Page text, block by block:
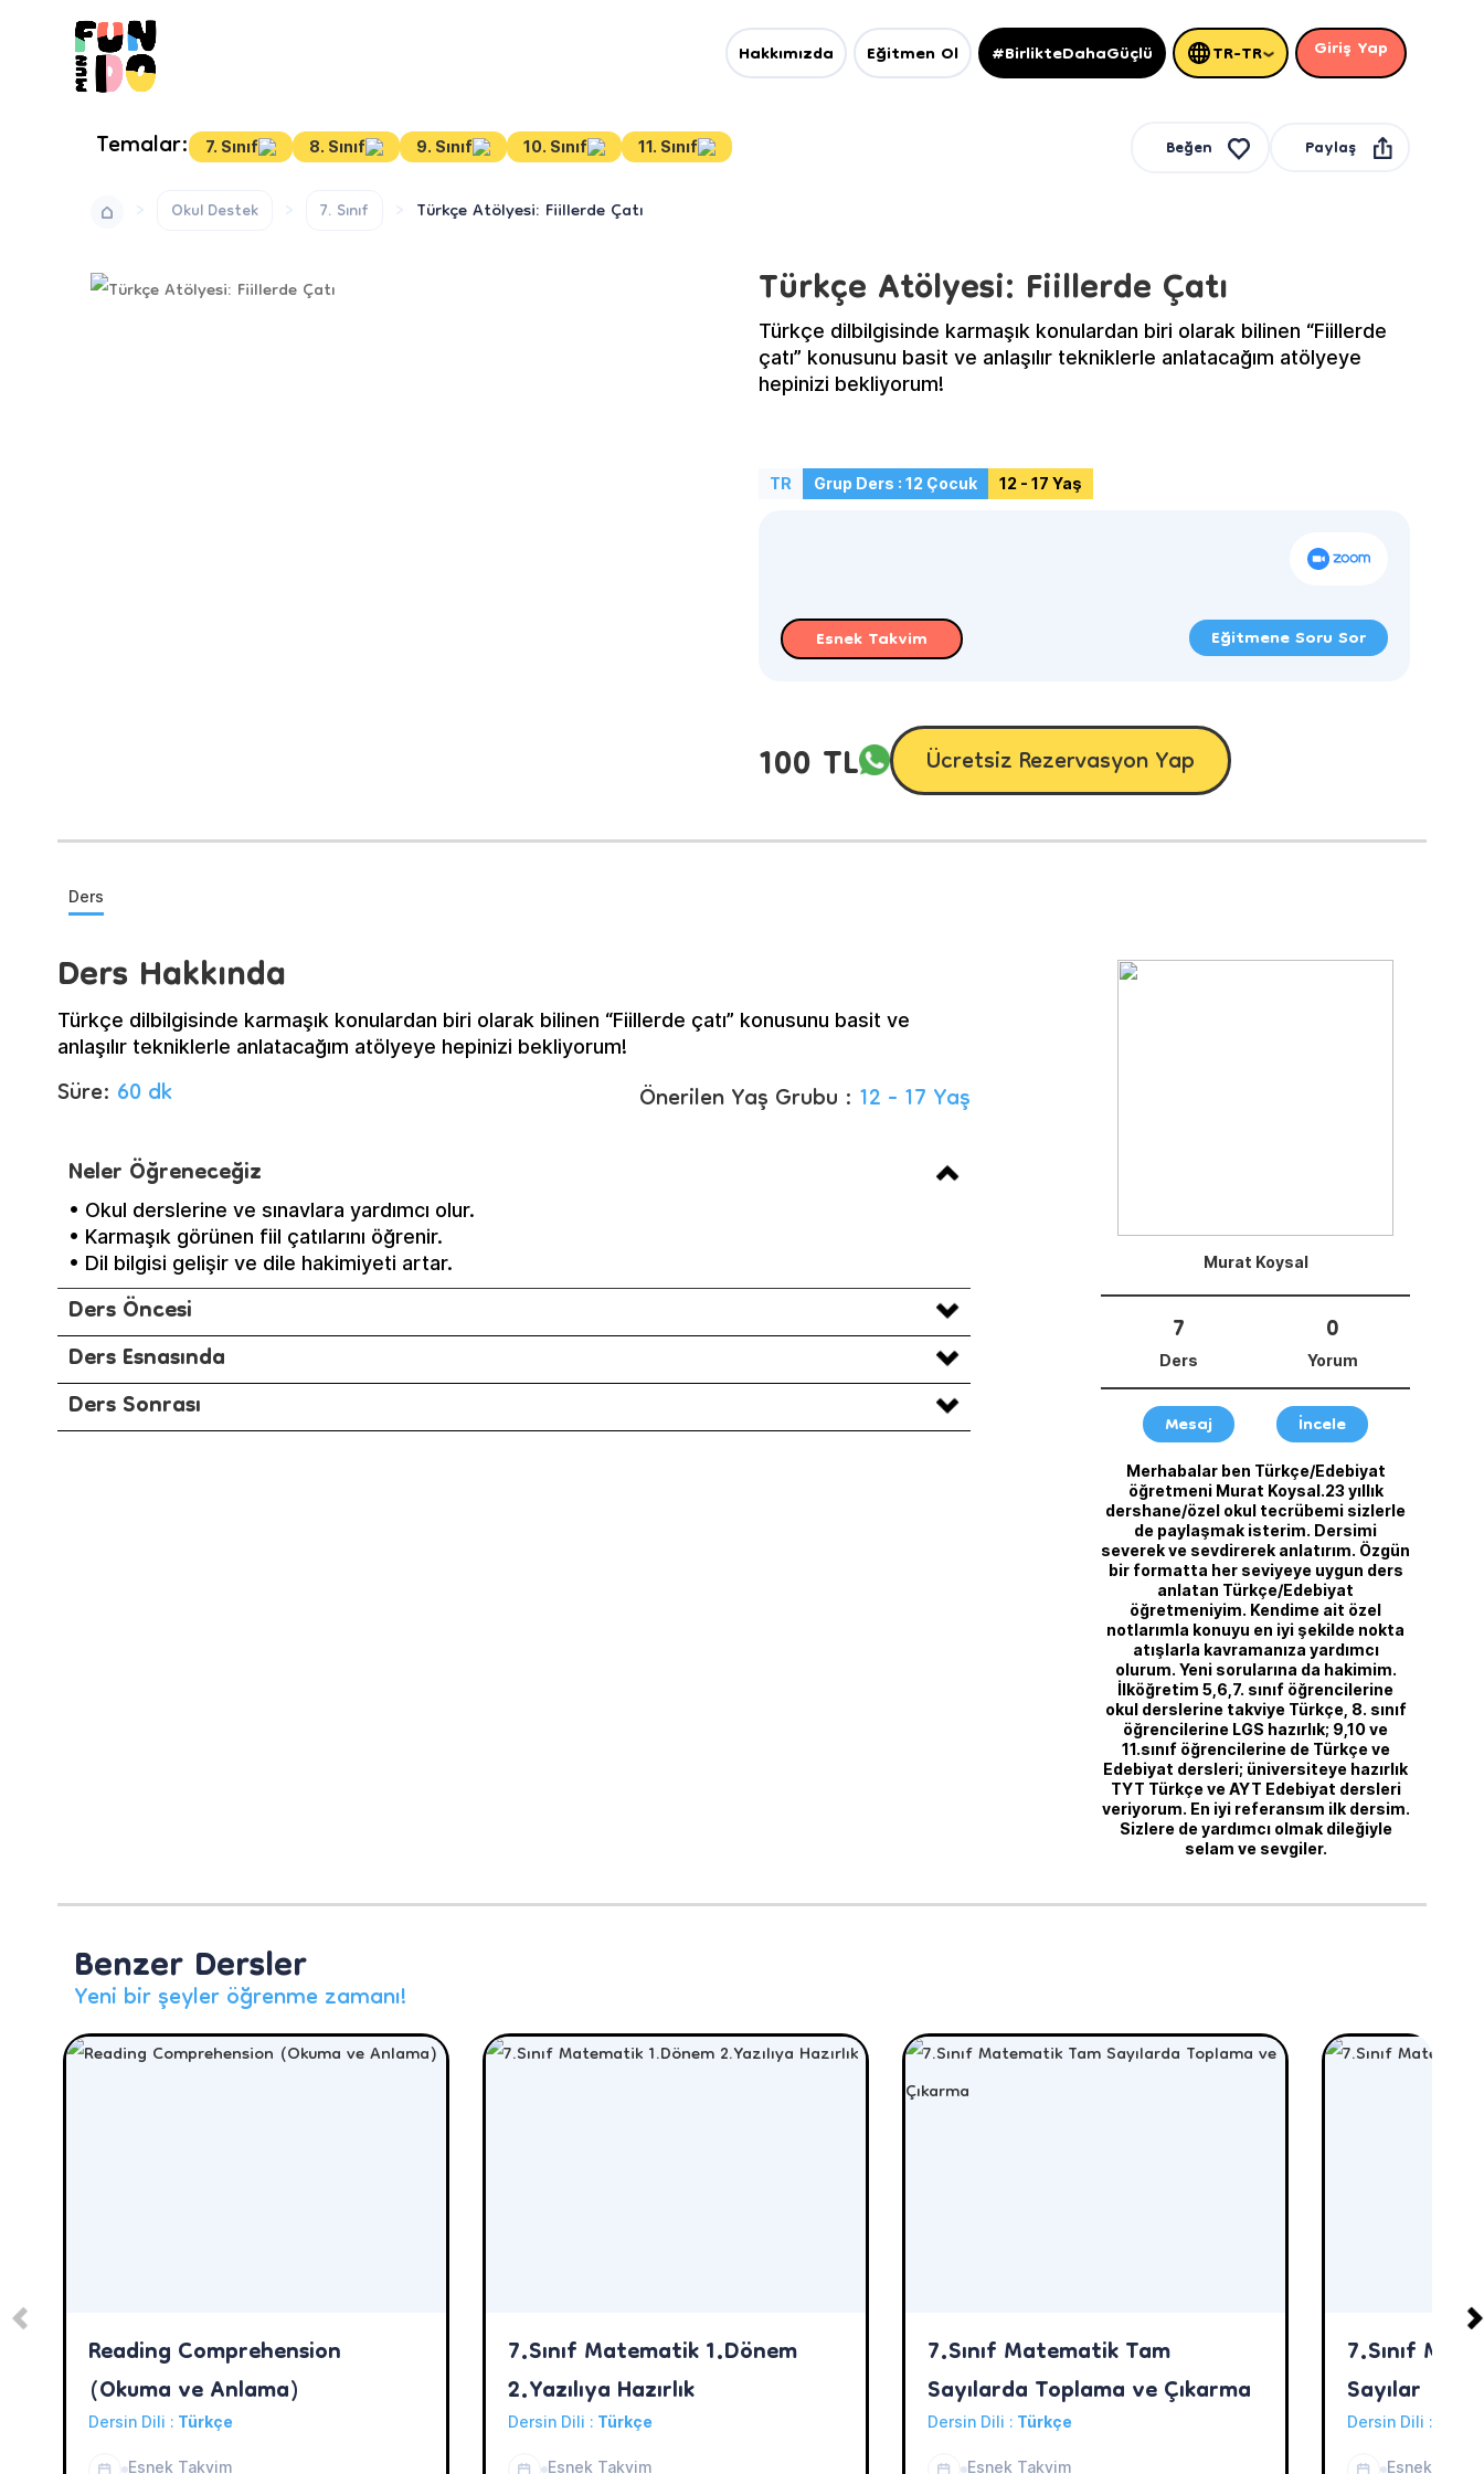
Hakkımızda Eğitmen Ol #BirlikteDahaGüçlü TR-TR Giriş Yap
Temalar: 7. Sınıf 8. Sınıf 9. Sınıf 10. Sınıf 11. Sınıf Beğen
Paylaş
Okul Destek
7. Sınıf Türkçe Atölyesi: Fiillerde Çatı
Türkçe Atölyesi: Fiillerde Çatı
Türkçe dilbilgisinde karmaşık konulardan biri olarak bilinen “Fiillerde
çatı” konusunu basit ve anlaşılır tekniklerle anlatacağım atölyeye
hepinizi bekliyorum!
TR Grup Ders : 12 Çocuk 12 - 17 Yaş
Esnek Takvim Eğitmene Soru Sor
100 TL Ücretsiz Rezervasyon Yap
Ders
Ders Hakkında
Türkçe dilbilgisinde karmaşık konulardan biri olarak bilinen “Fiillerde çatı” konusunu basit ve
anlaşılır tekniklerle anlatacağım atölyeye hepinizi bekliyorum!
Süre:60 dk Önerilen Yaş Grubu :12 - 17 Yaş
Neler Öğreneceğiz
• Okul derslerine ve sınavlara yardımcı olur.
• Karmaşık görünen fiil çatılarını öğrenir.
• Dil bilgisi gelişir ve dile hakimiyeti artar.
Ders Öncesi
Ders Esnasında
Ders Sonrası
Murat Koysal
7
Ders
0
Yorum
Mesaj İncele
Merhabalar ben Türkçe/Edebiyat
öğretmeni Murat Koysal.23 yıllık
dershane/özel okul tecrübemi sizlerle
de paylaşmak isterim. Dersimi
severek ve sevdirerek anlatırım. Özgün
bir formatta her seviyeye uygun ders
anlatan Türkçe/Edebiyat
öğretmeniyim. Kendime ait özel
notlarımla konuyu en iyi şekilde nokta
atışlarla kavramanıza yardımcı
olurum. Yeni sorularına da hakimim.
İlköğretim 5,6,7. sınıf öğrencilerine
okul derslerine takviye Türkçe, 8. sınıf
öğrencilerine LGS hazırlık; 9,10 ve
11.sınıf öğrencilerine de Türkçe ve
Edebiyat dersleri; üniversiteye hazırlık
TYT Türkçe ve AYT Edebiyat dersleri
veriyorum. En iyi referansım ilk dersim.
Sizlere de yardımcı olmak dileğiyle
selam ve sevgiler.
Benzer Dersler
Yeni bir şeyler öğrenme zamanı!
Reading Comprehension
(Okuma ve Anlama)
Dersin Dili : Türkçe
Esnek Takvim
7.Sınıf Matematik 1.Dönem
2.Yazılıya Hazırlık
Dersin Dili : Türkçe
Esnek Takvim
7.Sınıf Matematik Tam
Sayılarda Toplama ve Çıkarma
Dersin Dili : Türkçe
Esnek Takvim
7.Sınıf
Sayılar
Dersin Dili :
Esnek